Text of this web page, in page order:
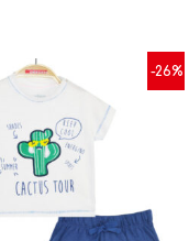
-26%